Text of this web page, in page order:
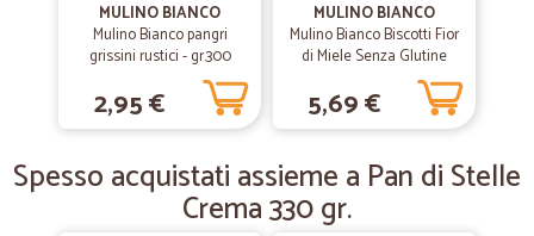
Ottime supermercato on-line.Lo consiglio.
24/04/2019
Francesco F.
Ottimo venditore e accuratezza nel…
Ottimo venditore e accuratezza nel presentare i prodotti...
MULINO BIANCO
Mulino Bianco pangri
grissini rustici - gr.300
2,95 €
MULINO BIANCO
Mulino Bianco Biscotti Fior
di Miele Senza Glutine
Frollini al Miele 250 gr.
5,69 €
Spesso acquistati assieme a Pan di Stelle
Crema 330 gr.